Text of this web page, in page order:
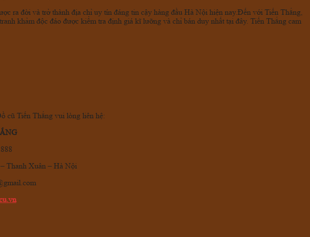
ra đời và trở thành địa chỉ uy tín đáng tin cậy hàng đầu Hà Nội hiện nay.Đến với Tiến Thắng,
khảm độc đáo được kiểm tra định giá kĩ lưỡng và chỉ bán duy nhất tại đây. Tiến Thắng cam
cũ Tiến Thắng vui lòng liên hệ:
Thanh Xuân – Hà Nội